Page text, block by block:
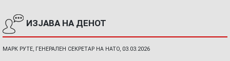
ИЗЈАВА НА ДЕНОТ
МАРК РУТЕ, ГЕНЕРАЛЕН СЕКРЕТАР НА НАТО, 03.03.2026